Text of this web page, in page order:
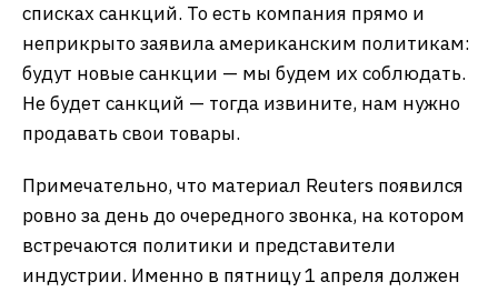
списках санкций. То есть компания прямо и
неприкрыто заявила американским политикам:
будут новые санкции — мы будем их соблюдать.
Не будет санкций — тогда извините, нам нужно
продавать свои товары.
Примечательно, что материал Reuters появился
ровно за день до очередного звонка, на котором
встречаются политики и представители
индустрии. Именно в пятницу 1 апреля должен